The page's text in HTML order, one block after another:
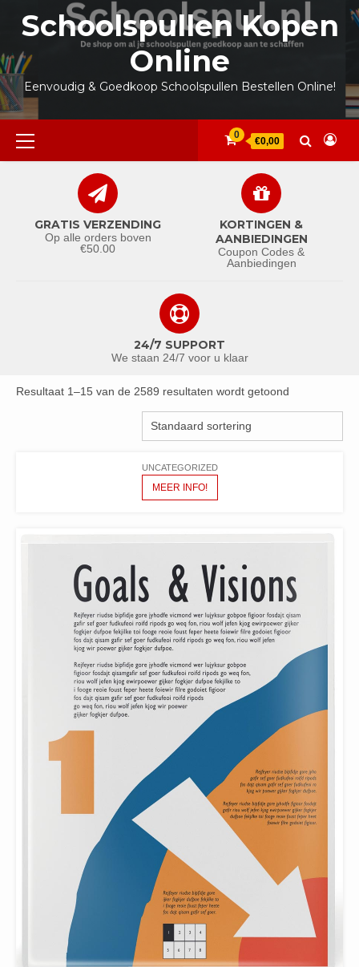
inhoud
Schoolspullen Kopen
Online
Eenvoudig & Goedkoop Schoolspullen Bestellen Online!
Primair
menu
0
€0,00
GRATIS VERZENDING
Op alle orders boven
€50.00
KORTINGEN &
AANBIEDINGEN
Coupon Codes &
Aanbiedingen
24/7 SUPPORT
We staan 24/7 voor u klaar
Resultaat 1–15 van de 2589 resultaten wordt getoond
UNCATEGORIZED
MEER INFO!